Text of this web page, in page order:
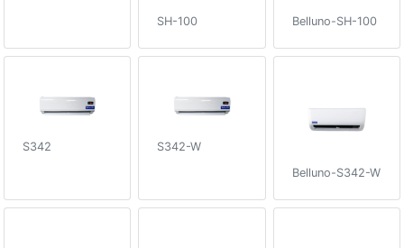
SH-100
Belluno-SH-100
S342
S342-W
Belluno-S342-W